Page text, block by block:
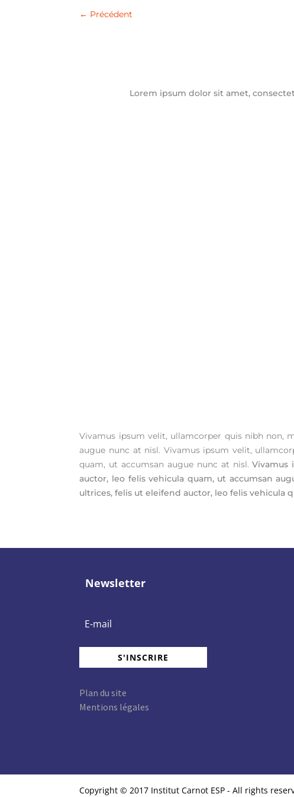
← Précédent
Lorem ipsum dolor sit amet,
Vivamus ipsum velit, ullamcorper quis nibh non,
augue nunc at nisl. Vivamus ipsum velit,
quam, ut accumsan augue nunc at nisl.Vivamus
auctor, leo felis vehicula quam, ut accumsan
ultrices, felis ut eleifend auctor, leo felis vehicula
Newsletter
S'INSCRIRE
Plan du site
Mentions légales
Copyright © 2017 Institut Carnot ESP - All rights